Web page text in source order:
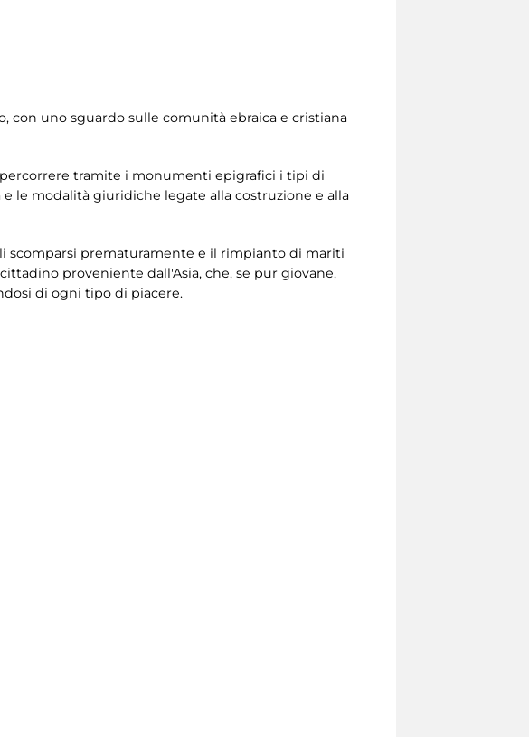
uno sguardo sulle comunità ebraica e cristiana
tramite i monumenti epigrafici i tipi di
le modalità giuridiche legate alla costruzione e alla
scomparsi prematuramente e il rimpianto di mariti
proveniente dall'Asia, che, se pur giovane,
di ogni tipo di piacere.